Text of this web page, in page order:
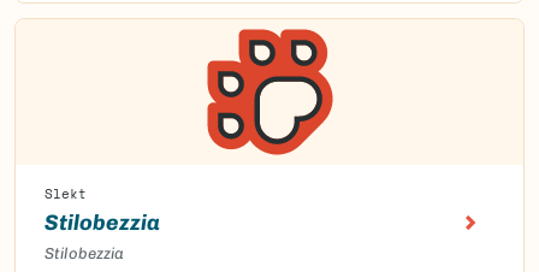
Slekt
Stilobezzia
Stilobezzia